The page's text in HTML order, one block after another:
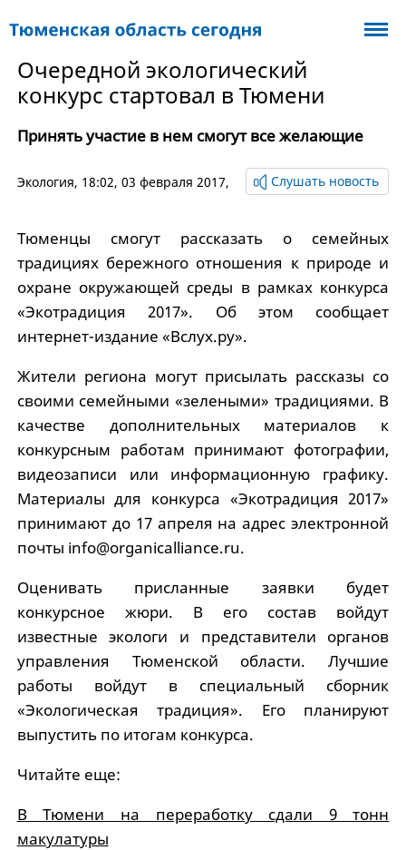
Очередной экологический
конкурс стартовал в Тюмени
Принять участие в нем смогут все желающие
Экология, 18:02, 03 февраля 2017, Слушать новость
Тюменцы смогут рассказать о семейных
традициях бережного отношения к природе и
охране окружающей среды в рамках конкурса
«Экотрадиция 2017». Об этом сообщает
интернет-издание «Вслух.ру».
Жители региона могут присылать рассказы со
своими семейными «зелеными» традициями. В
качестве дополнительных материалов к
конкурсным работам принимают фотографии,
видеозаписи или информационную графику.
Материалы для конкурса «Экотрадиция 2017»
принимают до 17 апреля на адрес электронной
почты info@organicalliance.ru.
Оценивать присланные заявки будет
конкурсное жюри. В его состав войдут
известные экологи и представители органов
управления Тюменской области. Лучшие
работы войдут в специальный сборник
«Экологическая традиция». Его планируют
выпустить по итогам конкурса.
Читайте еще:
В Тюмени на переработку сдали 9 тонн
макулатуры